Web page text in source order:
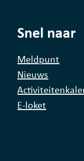
Snel naar
Meldpunt
Nieuws
E-loket